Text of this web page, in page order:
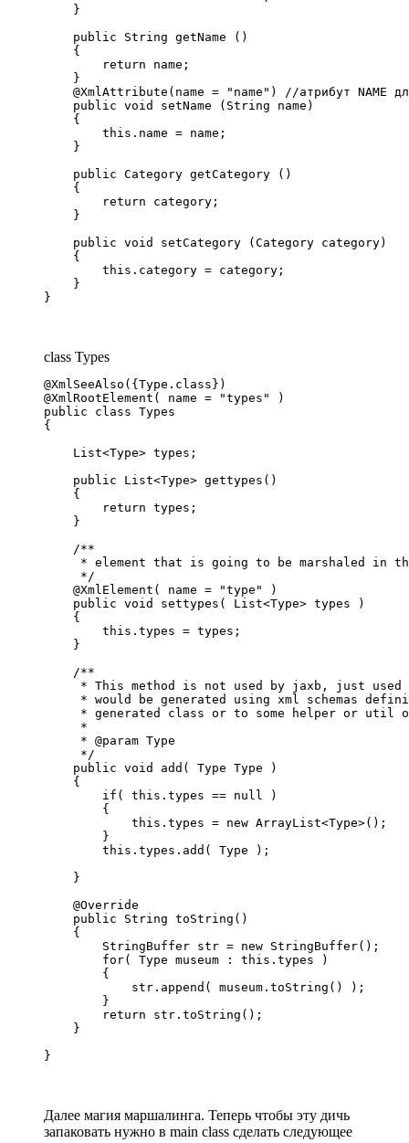
    }
    public String getName ()
    {
        return name;
    }
@XmlAttribute(name = "name") //атрибут NAME
    public void setName (String name)
    {
        this.name = name;
    }
    public Category getCategory ()
    {
        return category;
    }
    public void setCategory (Category category)
    {
        this.category = category;
    }
}
class Types
@XmlSeeAlso({Type.class})
@XmlRootElement( name = "types" )
public class Types
{
    List<Type> types;
    public List<Type> gettypes()
    {
        return types;
    }
    /**
* element that is going to be marshaled in
     */
    @XmlElement( name = "type" )
    public void settypes( List<Type> types )
    {
        this.types = types;
    }
    /**
* This method is not used by jaxb, just
* would be generated using xml schemas
* generated class or to some helper or util
     *
     * @param Type
     */
    public void add( Type Type )
    {
        if( this.types == null )
        {
            this.types = new ArrayList<Type>();
        }
        this.types.add( Type );
    }
    @Override
    public String toString()
    {
        StringBuffer str = new StringBuffer();
        for( Type museum : this.types )
        {
            str.append( museum.toString() );
        }
        return str.toString();
    }
}
Далее магия маршалинга. Теперь чтобы эту дичь
запаковать нужно в main class сделать следующее